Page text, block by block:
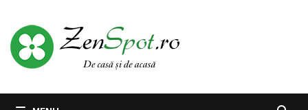
content